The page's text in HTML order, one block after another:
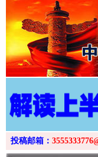
投稿邮箱：